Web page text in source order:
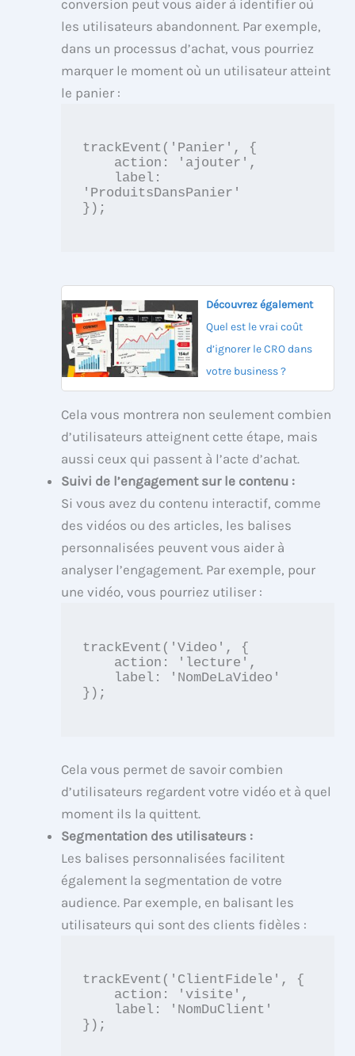
conversion peut vous aider à identifier où
les utilisateurs abandonnent. Par exemple,
dans un processus d’achat, vous pourriez
marquer le moment où un utilisateur atteint
le panier :
trackEvent('Panier', {
'ProduitsDansPanier'
});
Découvrez également
Quel est le vrai coût
d’ignorer le CRO dans
votre business ?
Cela vous montrera non seulement combien
d’utilisateurs atteignent cette étape, mais
aussi ceux qui passent à l’acte d’achat.
Suivi de l’engagement sur le contenu :
Si vous avez du contenu interactif, comme
des vidéos ou des articles, les balises
personnalisées peuvent vous aider à
analyser l’engagement. Par exemple, pour
une vidéo, vous pourriez utiliser :
trackEvent('Video', {
});
Cela vous permet de savoir combien
d’utilisateurs regardent votre vidéo et à quel
moment ils la quittent.
Segmentation des utilisateurs :
Les balises personnalisées facilitent
également la segmentation de votre
audience. Par exemple, en balisant les
utilisateurs qui sont des clients fidèles :
trackEvent('ClientFidele', {
});